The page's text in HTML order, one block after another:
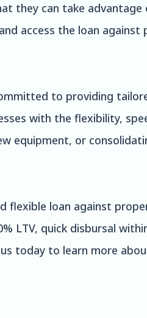
they can take advantage
access the loan against
to providing
with the flexibility,
equipment, or
flexible loan against
LTV, quick disbursal
today to learn more